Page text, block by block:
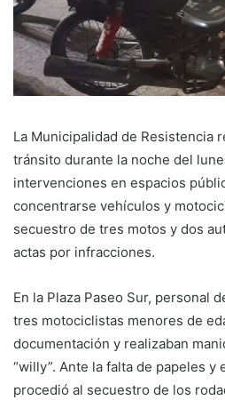
La Municipalidad de Resistencia
tránsito durante la noche del
intervenciones en espacios
concentrarse vehículos y
secuestro de tres motos y dos
actas por infracciones.
En la Plaza Paseo Sur, personal
tres motociclistas menores de
documentación y realizaban
“willy”. Ante la falta de papeles
procedió al secuestro de los